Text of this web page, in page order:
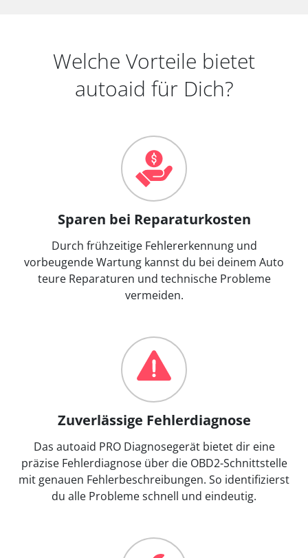
Welche Vorteile bietet
autoaid für Dich?
Sparen bei Reparaturkosten
Durch frühzeitige Fehlererkennung und
vorbeugende Wartung kannst du bei deinem Auto
teure Reparaturen und technische Probleme
vermeiden.
Zuverlässige Fehlerdiagnose
Das autoaid PRO Diagnosegerät bietet dir eine
präzise Fehlerdiagnose über die OBD2-Schnittstelle
mit genauen Fehlerbeschreibungen. So identifizierst
du alle Probleme schnell und eindeutig.